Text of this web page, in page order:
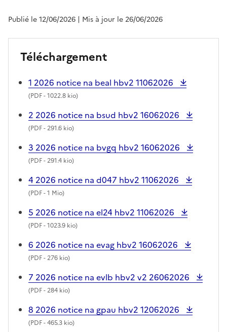
Publié le 12/06/2026 | Mis à jour le 26/06/2026
Téléchargement
1 2026 notice na beal hbv2 11062026
(PDF- 1022.8 kio)
2 2026 notice na bsud hbv2 16062026
(PDF- 291.6 kio)
3 2026 notice na bvgq hbv2 16062026
(PDF- 291.4 kio)
4 2026 notice na d047 hbv2 11062026
(PDF- 1 Mio)
5 2026 notice na el24 hbv2 11062026
(PDF- 1023.9 kio)
6 2026 notice na evag hbv2 16062026
(PDF- 276 kio)
7 2026 notice na evlb hbv2 v2 26062026
(PDF- 284 kio)
8 2026 notice na gpau hbv2 12062026
(PDF- 465.3 kio)